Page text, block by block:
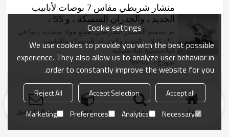
منشار شريطي مقاس 7 بوصات لأنابيب
الحديد ، والجدران السميكة ، و SS ،
والكابلات ، وأنابيب البلاستيك PVC
تم تصميم المنشار الشريطي لقطع مواد متعددة ، بما في
ذلك كابلات الحديد والجدران السميكة والأنابيب
البلاستيكية البلاستيكية
نموذج:WP18F1
منزل بحث فئة ارسال التحقيق
Cookie settings
We use cookies to provide you with the best possible
experience. They also allow us to analyze user behavior in
order to constantly improve the website for you.
Accept all
Accept Selection
Reject All
Necessary
Analytics
Preferences
Marketing